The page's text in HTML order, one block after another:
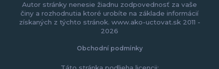
Autor stránky nenesie žiadnu zodpovednosť za vaše
činy a rozhodnutia ktoré urobíte na základe informácií
získaných z týchto stránok. www.ako-uctovat.sk 2011 -
2026
Obchodní podmínky